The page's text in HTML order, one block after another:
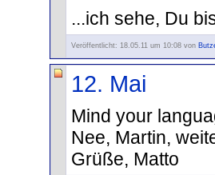
...ich sehe, Du
Veröffentlicht: 18.05.11 um 10:08 von
12. Mai
Mind your
Nee, Martin,
Grüße, Matto